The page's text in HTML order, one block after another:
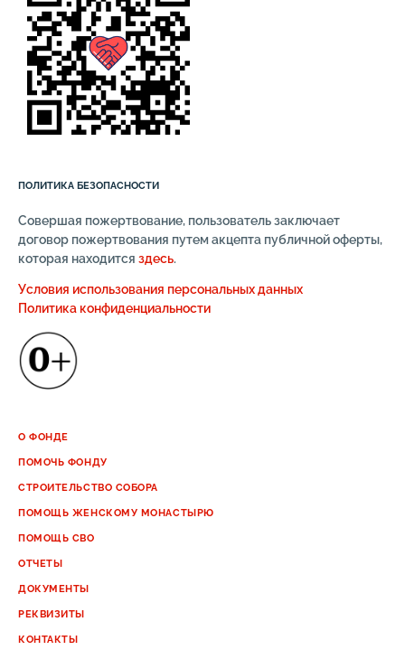
О ФОНДЕ
ПОМОЧЬ ФОНДУ
СТРОИТЕЛЬСТВО СОБОРА
ПОМОЩЬ ЖЕНСКОМУ МОНАСТЫРЮ
ПОМОЩЬ СВО
ОТЧЕТЫ
ДОКУМЕНТЫ
РЕКВИЗИТЫ
КОНТАКТЫ
ПОЛИТИКА БЕЗОПАСНОСТИ
Совершая пожертвование, пользователь заключает
договор пожертвования путем акцепта публичной оферты,
которая находится здесь.
Условия использования персональных данных
Политика конфиденциальности